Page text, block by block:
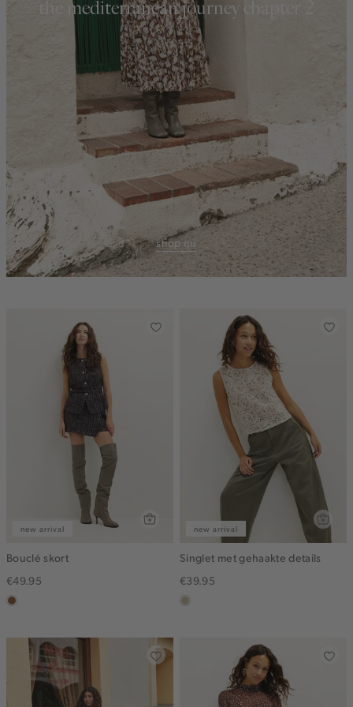
the mediterranean journey chapter 2
shop nu
new arrival
Bouclé skort
€49.95
deepmocca
new arrival
Singlet met gehaakte details
€39.95
lichtzand